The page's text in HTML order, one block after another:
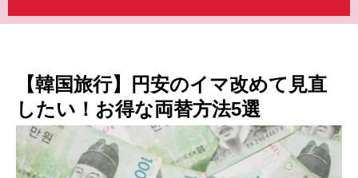
【韓国旅行】円安のイマ改めて見直
したい！お得な両替方法5選